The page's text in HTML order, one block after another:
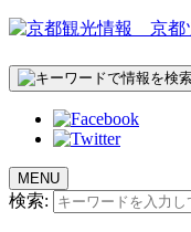
MENU
検索: